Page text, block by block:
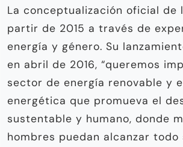
La conceptualización oficial de
partir de 2015 a través de
energía y género. Su
en abril de 2016, “queremos
sector de energía renovable y
energética que promueva el
sustentable y humano, donde
hombres puedan alcanzar